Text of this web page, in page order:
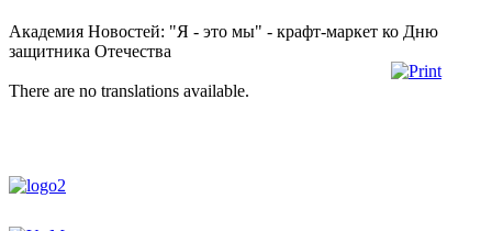
Академия Новостей: "Я - это мы" - крафт-маркет ко Дню
защитника Отечества
There are no translations available.